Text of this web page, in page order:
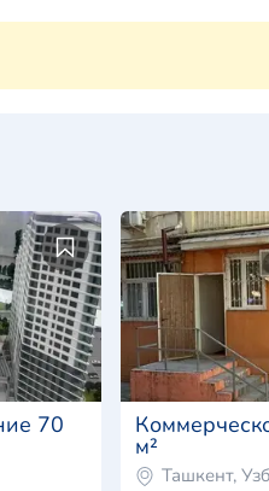
70
м²
Ташкент,